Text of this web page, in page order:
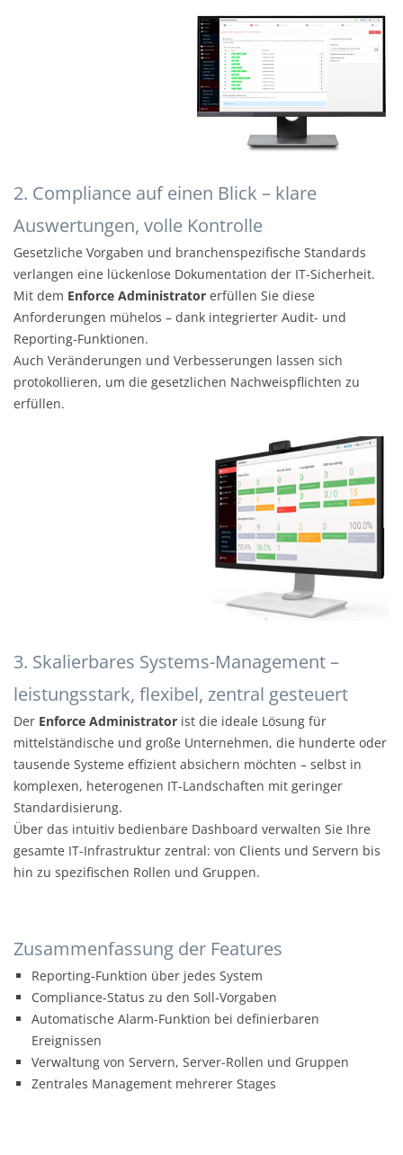
2. Compliance auf einen Blick – klare
Auswertungen, volle Kontrolle
Gesetzliche Vorgaben und branchenspezifische Standards
verlangen eine lückenlose Dokumentation der IT-Sicherheit.
Mit dem Enforce Administrator erfüllen Sie diese
Anforderungen mühelos – dank integrierter Audit- und
Reporting-Funktionen.
Auch Veränderungen und Verbesserungen lassen sich
protokollieren, um die gesetzlichen Nachweispflichten zu
erfüllen.
3. Skalierbares Systems-Management –
leistungsstark, flexibel, zentral gesteuert
Der Enforce Administrator ist die ideale Lösung für
mittelständische und große Unternehmen, die hunderte oder
tausende Systeme effizient absichern möchten – selbst in
komplexen, heterogenen IT-Landschaften mit geringer
Standardisierung.
Über das intuitiv bedienbare Dashboard verwalten Sie Ihre
gesamte IT-Infrastruktur zentral: von Clients und Servern bis
hin zu spezifischen Rollen und Gruppen.
Zusammenfassung der Features
Reporting-Funktion über jedes System
Compliance-Status zu den Soll-Vorgaben
Automatische Alarm-Funktion bei definierbaren
Ereignissen
Verwaltung von Servern, Server-Rollen und Gruppen
Zentrales Management mehrerer Stages